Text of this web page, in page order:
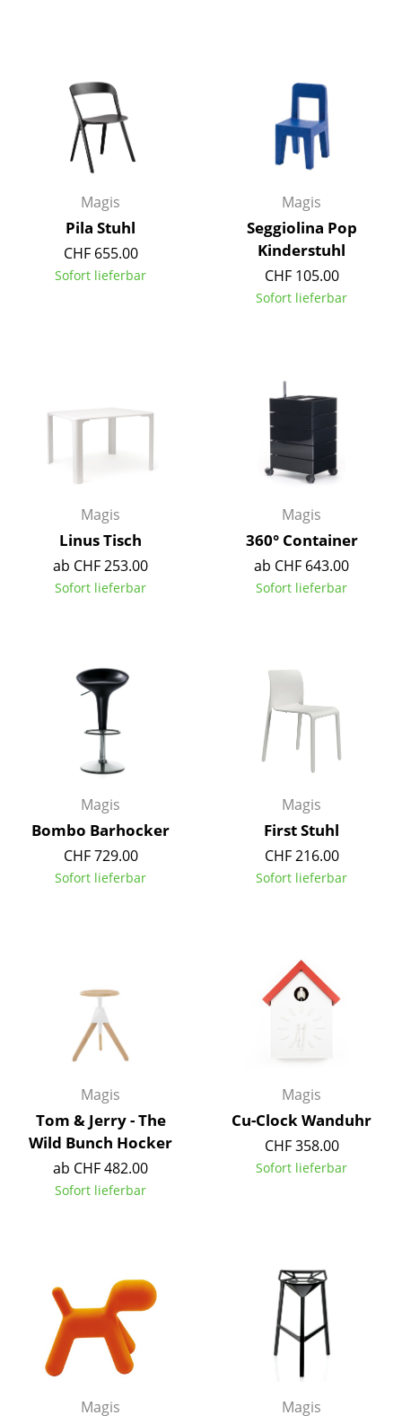
Stehleuchten & Leseleuchten
Bodenleuchten
Wandleuchten
Outdoor-Leuchten
Akkuleuchten
... alle Leuchten
Stapelbetten
Kinderbetten
... alle Betten
Accessoires
Figuren & Miniaturen
Aufbewahrungsboxen
Decken
... alle Accessoires
Räume
Zuhause
Wohnzimmer
Esszimmer
Schlafzimmer
Diele
Badezimmer
Stauraum
Balkon & Garten
Magis
Pila Stuhl
CHF 655.00
Sofort lieferbar
Magis
Seggiolina Pop
Kinderstuhl
CHF 105.00
Sofort lieferbar
Magis
Linus Tisch
ab CHF 253.00
Sofort lieferbar
Magis
360° Container
ab CHF 643.00
Sofort lieferbar
Magis
Bombo Barhocker
CHF 729.00
Sofort lieferbar
Magis
First Stuhl
CHF 216.00
Sofort lieferbar
Magis
Tom & Jerry - The
Wild Bunch Hocker
ab CHF 482.00
Sofort lieferbar
Magis
Cu-Clock Wanduhr
CHF 358.00
Sofort lieferbar
Magis Magis